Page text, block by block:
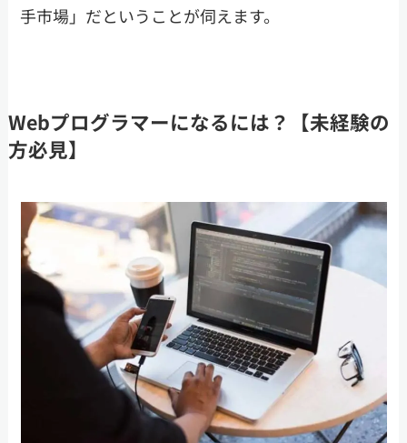
手市場」だということが伺えます。
Webプログラマーになるには？【未経験の
方必見】